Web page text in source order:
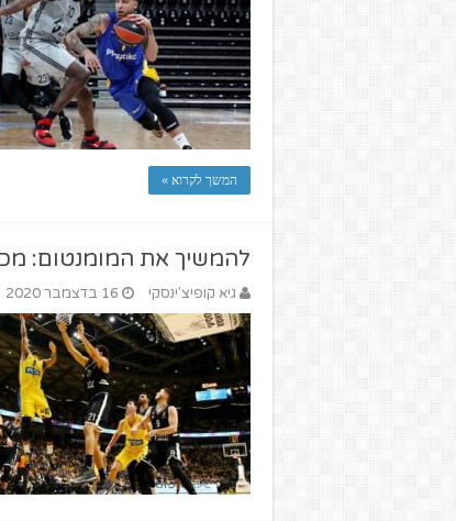
המשך לקרוא »
להמשיך את המומנטום:
גיא קופיצ'ינסקי 16 בדצמבר 2020